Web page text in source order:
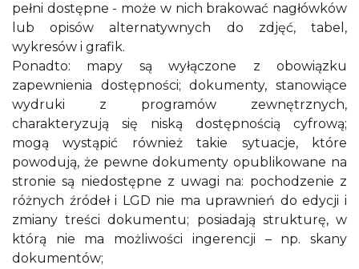
pełni dostępne - może w nich brakować nagłówków
lub opisów alternatywnych do zdjęć, tabel,
wykresów i grafik.
Ponadto: mapy są wyłączone z obowiązku
zapewnienia dostępności; dokumenty, stanowiące
wydruki z programów zewnętrznych,
charakteryzują się niską dostępnością cyfrową;
mogą wystąpić również takie sytuacje, które
powodują, że pewne dokumenty opublikowane na
stronie są niedostępne z uwagi na: pochodzenie z
różnych źródeł i LGD nie ma uprawnień do edycji i
zmiany treści dokumentu; posiadają strukturę, w
którą nie ma możliwości ingerencji – np. skany
dokumentów;